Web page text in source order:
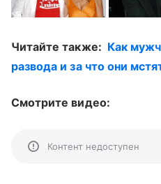
Читайте также: Как
развода и за что они
Смотрите видео:
Контент недоступен